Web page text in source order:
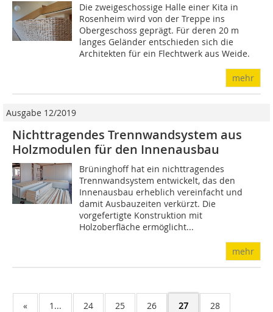
Die zweigeschossige Halle einer Kita in
Rosenheim wird von der Treppe ins
Obergeschoss geprägt. Für deren 20 m
langes Geländer entschieden sich die
Architekten für ein Flechtwerk aus Weide.
mehr
Ausgabe 12/2019
Nichttragendes Trennwandsystem aus
Holzmodulen für den Innenausbau
Brüninghoff hat ein nichttragendes
Trennwandsystem entwickelt, das den
Innenausbau erheblich vereinfacht und
damit Ausbauzeiten verkürzt. Die
vorgefertigte Konstruktion mit
Holzoberfläche ermöglicht...
mehr
« 1... 24 25 26 27 28